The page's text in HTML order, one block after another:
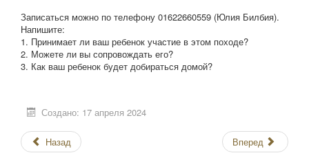
Записаться можно по телефону 01622660559 (Юлия Билбия).
Напишите:
1. Принимает ли ваш ребенок участие в этом походе?
2. Можете ли вы сопровождать его?
3. Как ваш ребенок будет добираться домой?
Создано: 17 апреля 2024
Назад Вперед